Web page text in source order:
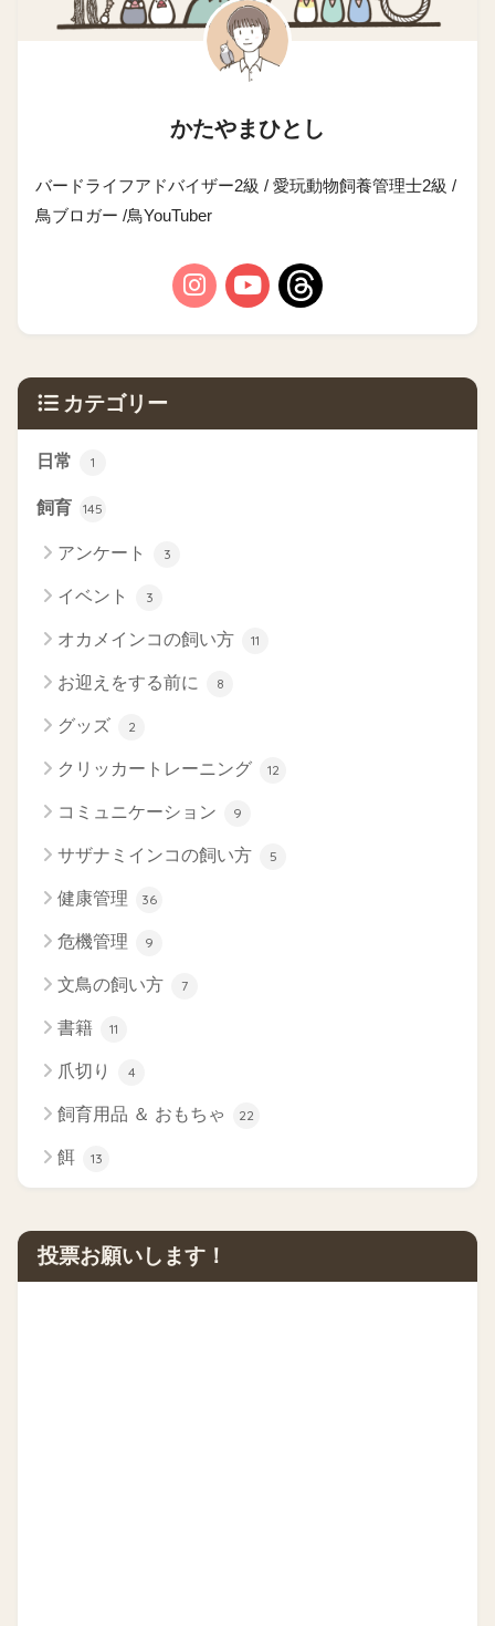
かたやまひとし
バードライフアドバイザー2級 / 愛玩動物飼養管理士2級 /
鳥ブロガー /鳥YouTuber
カテゴリー
日常 1
飼育 145
アンケート 3
イベント 3
オカメインコの飼い方 11
お迎えをする前に 8
グッズ 2
クリッカートレーニング 12
コミュニケーション 9
サザナミインコの飼い方 5
健康管理 36
危機管理 9
文鳥の飼い方 7
書籍 11
爪切り 4
飼育用品 ＆ おもちゃ 22
餌 13
投票お願いします！